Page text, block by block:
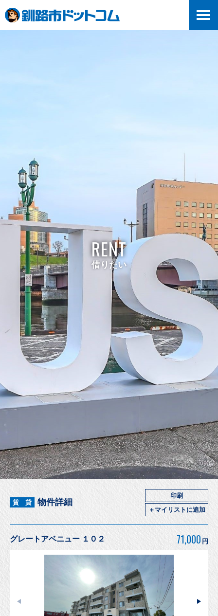
RENT
借りたい
賃 貸 物件詳細
印刷
＋マイリストに追加
グレートアベニュー １０２ 71,000 円